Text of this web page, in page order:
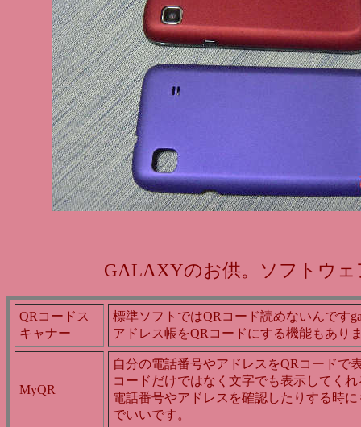
GALAXYのお供。ソフトウェ
QRコードス
キャナー
標準ソフトではQRコード読めないんです
アドレス帳をQRコードにする機能もあり
MyQR
自分の電話番号やアドレスをQRコードで
コードだけではなく文字でも表示してく
電話番号やアドレスを確認したりする時
でいいです。